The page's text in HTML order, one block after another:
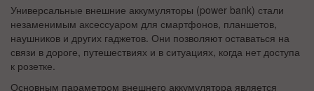
Универсальные внешние аккумуляторы (power bank) стали
незаменимым аксессуаром для смартфонов, планшетов,
наушников и других гаджетов. Они позволяют оставаться на
связи в дороге, путешествиях и в ситуациях, когда нет доступа
к розетке.
Основным параметром внешнего аккумулятора является